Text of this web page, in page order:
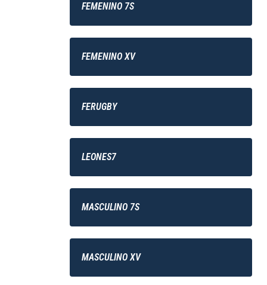
FEMENINO 7S
FEMENINO XV
FERUGBY
LEONES7
MASCULINO 7S
MASCULINO XV